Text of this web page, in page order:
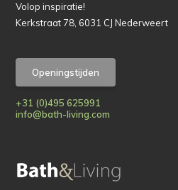
Volop inspiratie!
Kerkstraat 78, 6031 CJ Nederweert
Openingstijden
+31 (0)495 625991
info@bath-living.com